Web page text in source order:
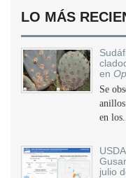
LO MÁS
en
Se
en
julio